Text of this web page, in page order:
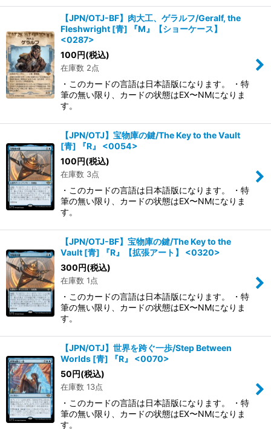
【JPN/OTJ-BF】肉大工、ゲラルフ/Geralf, the
Fleshwright [青] 『M』【ショーケース】
<0287>
100円(税込)
在庫数 2点
・このカードの言語は日本語版になります。 ・特
筆の無い限り、カードの状態はEX〜NMになりま
す。
【JPN/OTJ】宝物庫の鍵/The Key to the Vault
[青] 『R』 <0054>
100円(税込)
在庫数 3点
・このカードの言語は日本語版になります。 ・特
筆の無い限り、カードの状態はEX〜NMになりま
す。
【JPN/OTJ-BF】宝物庫の鍵/The Key to the
Vault [青] 『R』【拡張アート】 <0320>
300円(税込)
在庫数 1点
・このカードの言語は日本語版になります。 ・特
筆の無い限り、カードの状態はEX〜NMになりま
す。
【JPN/OTJ】世界を跨ぐ一歩/Step Between
Worlds [青] 『R』 <0070>
50円(税込)
在庫数 13点
・このカードの言語は日本語版になります。 ・特
筆の無い限り、カードの状態はEX〜NMになりま
す。